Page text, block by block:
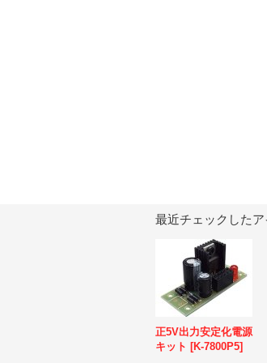
最近チェックしたア
正5V出力安定化電源
キット [K-7800P5]